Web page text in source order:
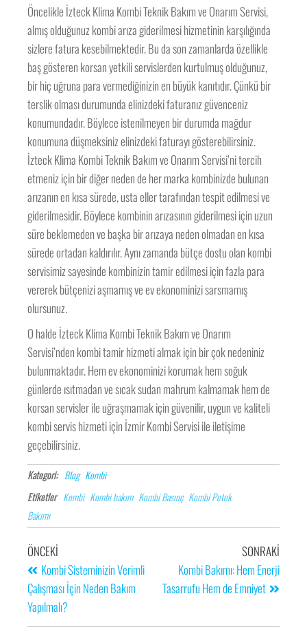
Öncelikle İzteck Klima Kombi Teknik Bakım ve Onarım Servisi,
almış olduğunuz kombi arıza giderilmesi hizmetinin karşılığında
sizlere fatura kesebilmektedir. Bu da son zamanlarda özellikle
baş gösteren korsan yetkili servislerden kurtulmuş olduğunuz,
bir hiç uğruna para vermediğinizin en büyük kanıtıdır. Çünkü bir
terslik olması durumunda elinizdeki faturanız güvenceniz
konumundadır. Böylece istenilmeyen bir durumda mağdur
konumuna düşmeksiniz elinizdeki faturayı gösterebilirsiniz.
İzteck Klima Kombi Teknik Bakım ve Onarım Servisi’ni tercih
etmeniz için bir diğer neden de her marka kombinizde bulunan
arızanın en kısa sürede, usta eller tarafından tespit edilmesi ve
giderilmesidir. Böylece kombinin arızasının giderilmesi için uzun
süre beklemeden ve başka bir arızaya neden olmadan en kısa
sürede ortadan kaldırılır. Aynı zamanda bütçe dostu olan kombi
servisimiz sayesinde kombinizin tamir edilmesi için fazla para
vererek bütçenizi aşmamış ve ev ekonominizi sarsmamış
olursunuz.
O halde İzteck Klima Kombi Teknik Bakım ve Onarım
Servisi’nden kombi tamir hizmeti almak için bir çok nedeniniz
bulunmaktadır. Hem ev ekonominizi korumak hem soğuk
günlerde ısıtmadan ve sıcak sudan mahrum kalmamak hem de
korsan servisler ile uğraşmamak için güvenilir, uygun ve kaliteli
kombi servis hizmeti için İzmir Kombi Servisi ile iletişime
geçebilirsiniz.
Kategori: Blog Kombi
Etiketler Kombi Kombi bakım Kombi Basınç Kombi Petek
Bakımı
ÖNCEKI
Kombi Sisteminizin Verimli
Çalışması İçin Neden Bakım
Yapılmalı?
SONRAKI
Kombi Bakımı: Hem Enerji
Tasarrufu Hem de Emniyet